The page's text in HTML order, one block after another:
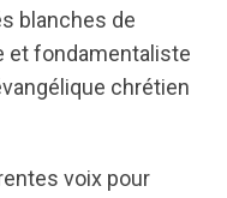
blanches de
et fondamentaliste
chrétien
voix pour